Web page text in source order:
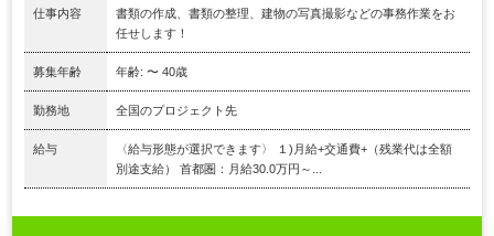
仕事内容
書類の作成、書類の整理、建物の写真撮影などの事務作業をお
任せします！
募集年齢 年齢: 〜 40歳
勤務地 全国のプロジェクト先
給与
〈給与形態が選択できます〉 １)月給+交通費+（残業代は全額
別途支給） 首都圏：月給30.0万円～...